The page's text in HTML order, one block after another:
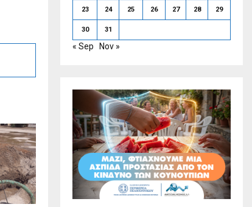
23 24 25 26 27 28 29
30 31
« Sep Nov »